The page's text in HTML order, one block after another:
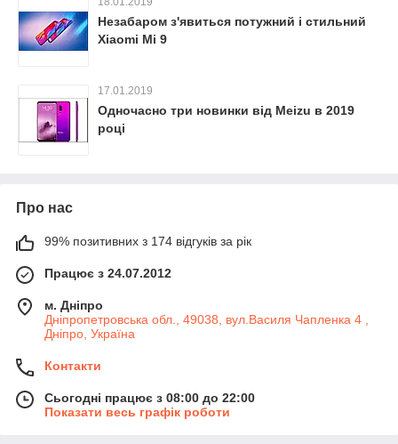
Незабаром з'явиться потужний і стильний
Xiaomi Mi 9
17.01.2019
Одночасно три новинки від Meizu в 2019
році
Про нас
99% позитивних з 174 відгуків за рік
Працює з 24.07.2012
м. Дніпро
Дніпропетровська обл., 49038, вул.Василя Чапленка 4 ,
Дніпро, Україна
Контакти
Сьогодні працює з 08:00 до 22:00
Показати весь графік роботи